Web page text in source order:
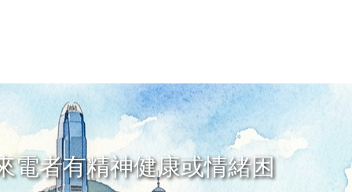
電者有精神健康或情緒困